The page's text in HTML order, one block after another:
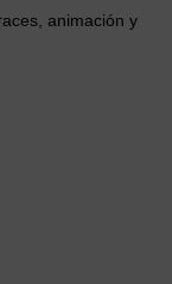
animación y